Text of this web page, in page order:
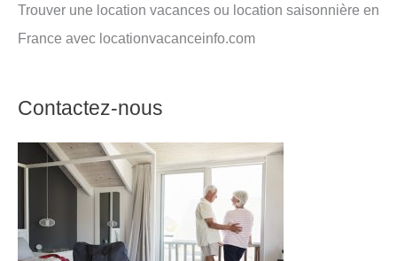
Trouver une location vacances ou location saisonnière en
France avec locationvacanceinfo.com
Contactez-nous